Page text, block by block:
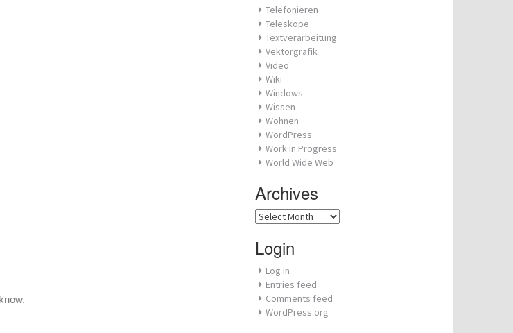
Telefonieren
Teleskope
Textverarbeitung
Vektorgrafik
Video
Wiki
Windows
Wissen
Wohnen
WordPress
Work in Progress
World Wide Web
Archives
Archives
Login
Log in
Entries feed
Comments feed
WordPress.org